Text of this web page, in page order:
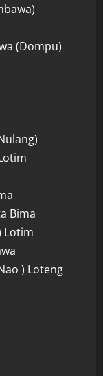
(Dompu)
Bima
Lotim
) Loteng